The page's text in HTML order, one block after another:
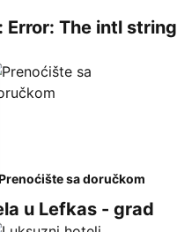
Error: The intl
sa doručkom
u Lefkas - grad